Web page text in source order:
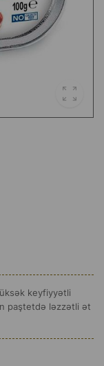
keyfiyyətli
paştetdə ləzzətli ət